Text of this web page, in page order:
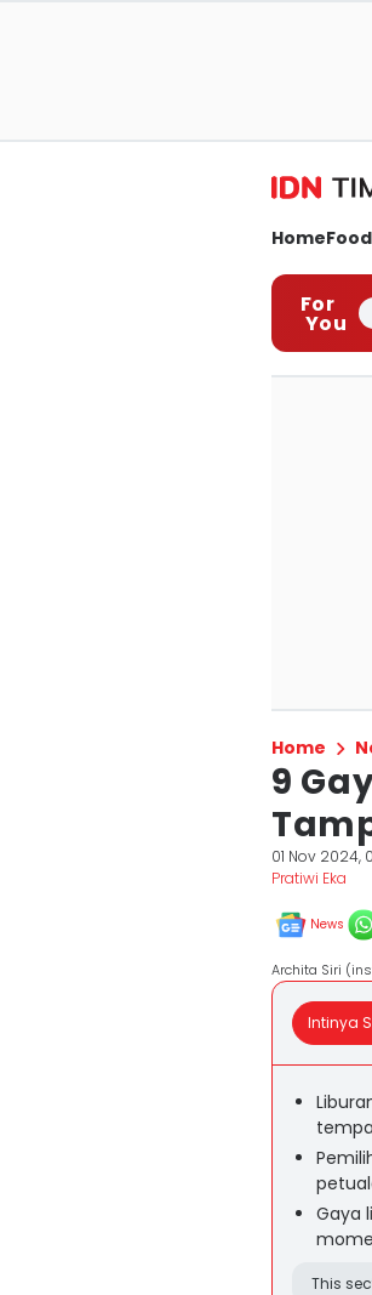
HomeFood
For
You
Home
9
01 Nov 2024,
Pratiwi Eka
News
Archita Siri
Intinya
Gaya
This